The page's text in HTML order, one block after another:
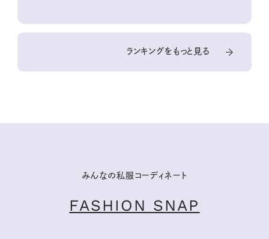
ランキングをもっと見る
みんなの私服コーディネート
FASHION SNAP